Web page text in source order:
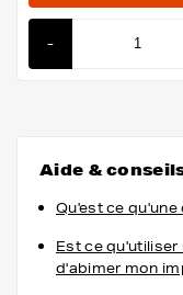
-
Aide &
Qu'est ce
Est ce
d'abimer mon